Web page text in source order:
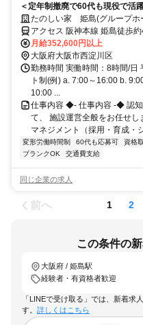
＜定年制撤廃で60代も現役で活
ンダード上場◎＞経験を評価！
プホーム
たのしい家 姫島(グループホ
アクセス 阪神本線 姫島徒歩
線〕 御幣島8a口徒歩約8分、
神本線「姫島」駅から徒歩約4
月給352,600円以上
大阪府大阪市西淀川区
勤務時間 実働時間：8時間/日
ト制(例) a. 7:00～16:00 b.
10:00 ...
仕事内容 ◆- 仕事内容 -◆ 認知
て、 施設運営全般をお任せ
マネジメント（採用・育成・
変形労働時間制 60代も応募可 資格
ブランクOK
交通費支給
同じ企業の求人
前へ 1 2
この条件の
大阪府 / 姫島駅
経験者・有資格者歓迎
「LINEで受け取る」では、新着求
す。 詳しくはこちら